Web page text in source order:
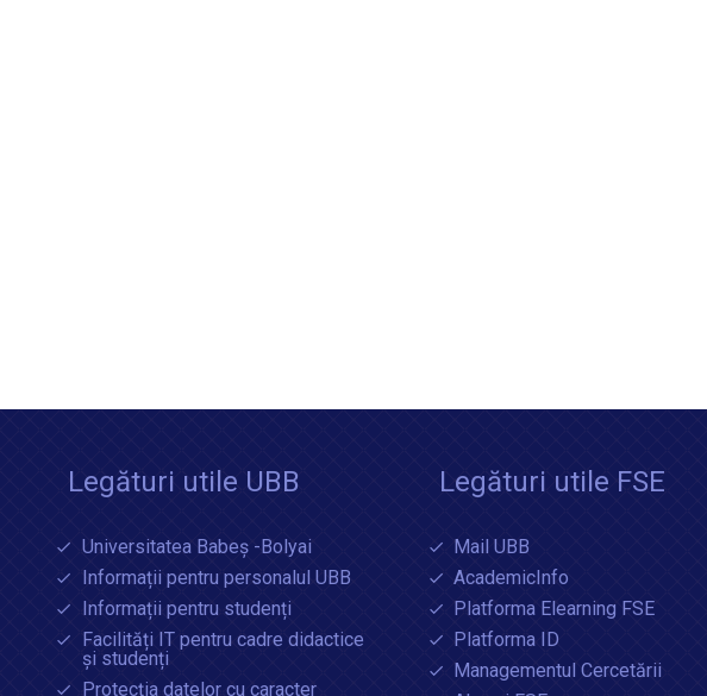
Legături utile UBB
Universitatea Babeș -Bolyai
Informații pentru personalul UBB
Informații pentru studenți
Facilități IT pentru cadre didactice
și studenți
Protecția datelor cu caracter
Legături utile FSE
Mail UBB
AcademicInfo
Platforma Elearning FSE
Platforma ID
Managementul Cercetării